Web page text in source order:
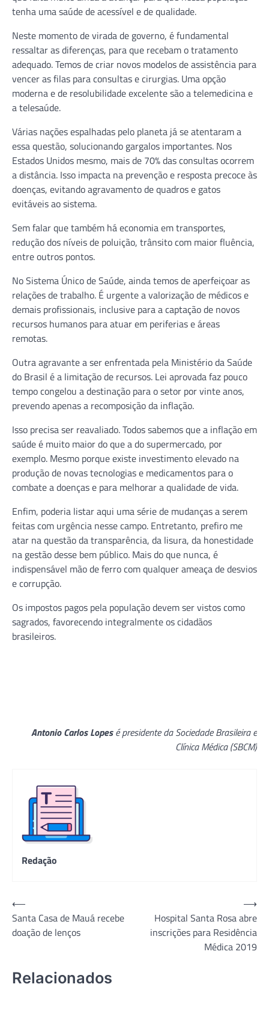
tenha uma saúde de acessível e de qualidade.
Neste momento de virada de governo, é fundamental
ressaltar as diferenças, para que recebam o tratamento
adequado. Temos de criar novos modelos de assistência para
vencer as filas para consultas e cirurgias. Uma opção
moderna e de resolubilidade excelente são a telemedicina e
a telesaúde.
Várias nações espalhadas pelo planeta já se atentaram a
essa questão, solucionando gargalos importantes. Nos
Estados Unidos mesmo, mais de 70% das consultas ocorrem
a distância. Isso impacta na prevenção e resposta precoce às
doenças, evitando agravamento de quadros e gatos
evitáveis ao sistema.
Sem falar que também há economia em transportes,
redução dos níveis de poluição, trânsito com maior fluência,
entre outros pontos.
No Sistema Único de Saúde, ainda temos de aperfeiçoar as
relações de trabalho. É urgente a valorização de médicos e
demais profissionais, inclusive para a captação de novos
recursos humanos para atuar em periferias e áreas
remotas.
Outra agravante a ser enfrentada pela Ministério da Saúde
do Brasil é a limitação de recursos. Lei aprovada faz pouco
tempo congelou a destinação para o setor por vinte anos,
prevendo apenas a recomposição da inflação.
Isso precisa ser reavaliado. Todos sabemos que a inflação em
saúde é muito maior do que a do supermercado, por
exemplo. Mesmo porque existe investimento elevado na
produção de novas tecnologias e medicamentos para o
combate a doenças e para melhorar a qualidade de vida.
Enfim, poderia listar aqui uma série de mudanças a serem
feitas com urgência nesse campo. Entretanto, prefiro me
atar na questão da transparência, da lisura, da honestidade
na gestão desse bem público. Mais do que nunca, é
indispensável mão de ferro com qualquer ameaça de desvios
e corrupção.
Os impostos pagos pela população devem ser vistos como
sagrados, favorecendo integralmente os cidadãos
brasileiros.
Antonio Carlos Lopesé presidente da Sociedade Brasileira e
Clínica Médica (SBCM)
Redação
Navegação
de
Post
⟵
Santa Casa de Mauá recebe
doação de lenços
Hospital Santa Rosa abre
inscrições para Residência
Médica 2019
⟶
Relacionados